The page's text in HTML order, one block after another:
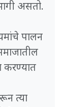
असतो.
पालन
करण्यात
त्या